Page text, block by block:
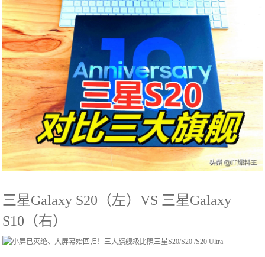
三星Galaxy S20（左）VS 三星Galaxy
S10（右）